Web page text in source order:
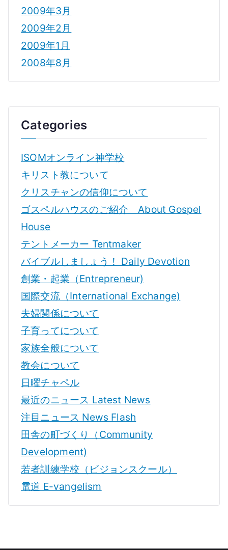
2009年3月
2009年2月
2009年1月
2008年8月
Categories
ISOMオンライン神学校
キリスト教について
クリスチャンの信仰について
ゴスペルハウスのご紹介 About Gospel
House
テントメーカー Tentmaker
バイブルしましょう！ Daily Devotion
創業・起業（Entrepreneur)
国際交流（International Exchange)
夫婦関係について
子育ってについて
家族全般について
教会について
日曜チャペル
最近のニュース Latest News
注目ニュース News Flash
田舎の町づくり（Community
Development)
若者訓練学校（ビジョンスクール）
電道 E-vangelism